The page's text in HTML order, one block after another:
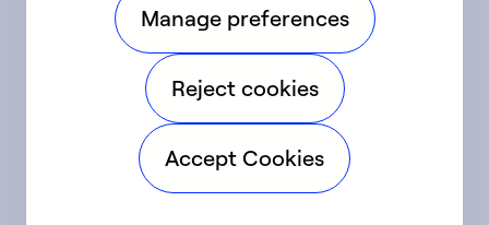
©2025 Carrier. Tous droits réservés.
Accessibilité Avis sur la confidentialité
Conditions d'utilisation Parlez fort
Manage preferences
Reject cookies
Accept Cookies